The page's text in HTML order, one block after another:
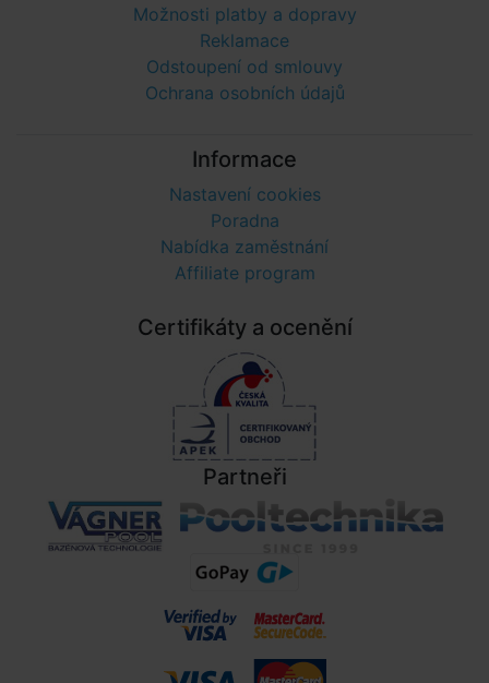
Možnosti platby a dopravy
Reklamace
Odstoupení od smlouvy
Ochrana osobních údajů
Informace
Nastavení cookies
Poradna
Nabídka zaměstnání
Affiliate program
Certifikáty a ocenění
Partneři